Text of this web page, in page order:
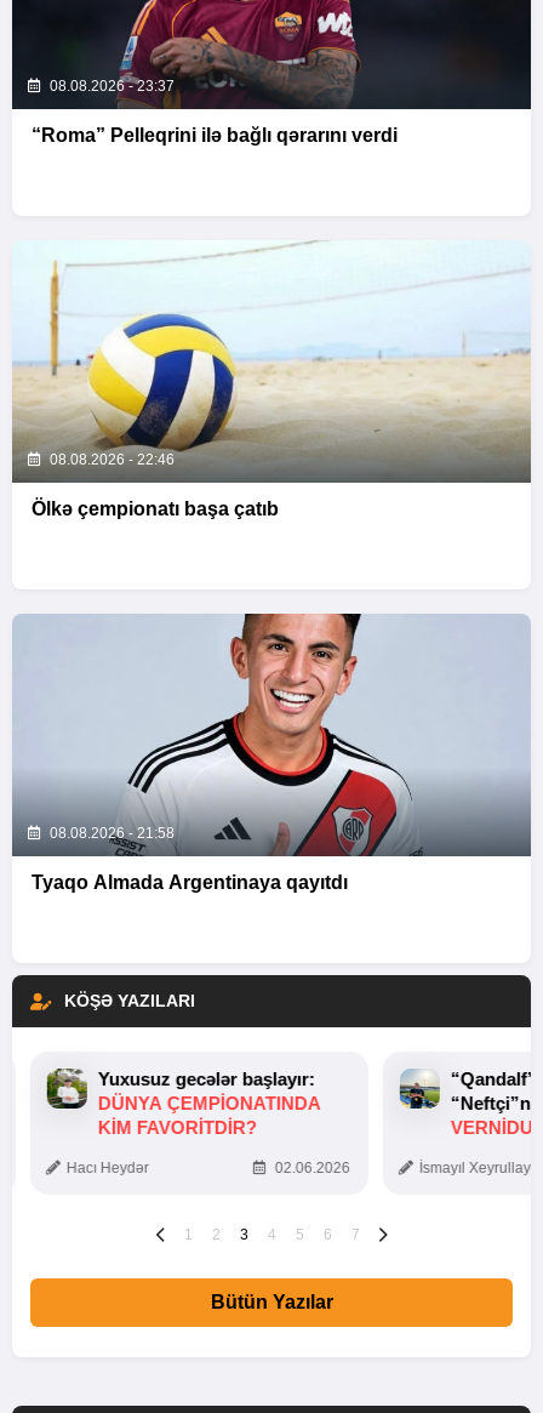
08.08.2026 - 23:37
“Roma” Pelleqrini ilə bağlı qərarını verdi
08.08.2026 - 22:46
Ölkə çempionatı başa çatıb
08.08.2026 - 21:58
Tyaqo Almada Argentinaya qayıtdı
KÖŞƏ YAZILARI
Yuxusuz gecələr başlayır:
DÜNYA ÇEMPIONATINDA
KIM FAVORITDIR?
Hacı Heydər 02.06.2026 İsmayıl
1 2 3 4 5 6 7
Bütün Yazılar